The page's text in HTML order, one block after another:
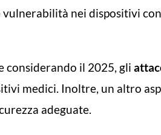
nei dispositivi
considerando il 2025, gli
medici. Inoltre, un altro
adeguate.